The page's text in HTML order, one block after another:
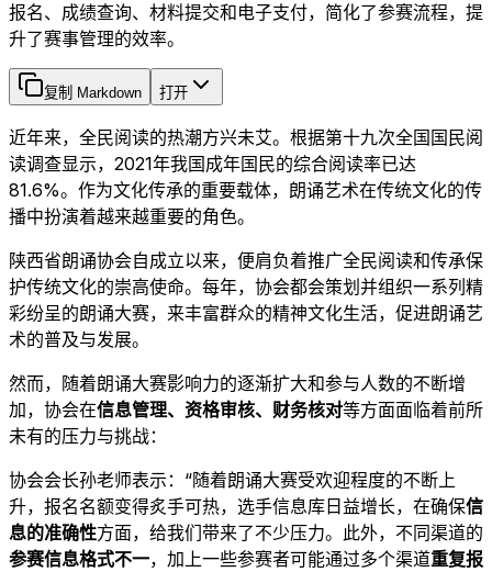
报名、成绩查询、材料提交和电子支付，简化了参赛流程，提
升了赛事管理的效率。
复制 Markdown 打开
近年来，全民阅读的热潮方兴未艾。根据第十九次全国国民阅
读调查显示，2021年我国成年国民的综合阅读率已达
81.6%。作为文化传承的重要载体，朗诵艺术在传统文化的传
播中扮演着越来越重要的角色。
陕西省朗诵协会自成立以来，便肩负着推广全民阅读和传承保
护传统文化的崇高使命。每年，协会都会策划并组织一系列精
彩纷呈的朗诵大赛，来丰富群众的精神文化生活，促进朗诵艺
术的普及与发展。
然而，随着朗诵大赛影响力的逐渐扩大和参与人数的不断增
加，协会在信息管理、资格审核、财务核对等方面面临着前所
未有的压力与挑战：
协会会长孙老师表示：“随着朗诵大赛受欢迎程度的不断上
升，报名名额变得炙手可热，选手信息库日益增长，在确保信
息的准确性方面，给我们带来了不少压力。此外，不同渠道的​
参赛信息格式不一​，加上一些参赛者可能通过多个渠道​重复报